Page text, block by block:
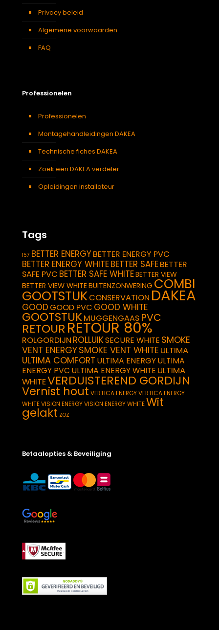
Privacy beleid
Algemene voorwaarden
FAQ
Professionelen
Professionelen
Montagehandleidingen DAKEA
Technische fiches DAKEA
Zoek een DAKEA verdeler
Opleidingen installateur
Tags
157 BETTER ENERGYBETTER ENERGY PVC
BETTER ENERGY WHITEBETTER SAFEBETTER
SAFE PVC BETTER SAFE WHITEBETTER VIEW
BETTER VIEW WHITEBUITENZONWERING COMBI
GOOTSTUKCONSERVATION DAKEA
GOOD GOOD PVC GOOD WHITE
GOOTSTUKMUGGENGAAS PVC
RETOUR RETOUR 80%
ROLGORDIJN ROLLUIKSECURE WHITE SMOKE
VENT ENERGYSMOKE VENT WHITE ULTIMA
ULTIMA COMFORT ULTIMA ENERGYULTIMA
ENERGY PVC ULTIMA ENERGY WHITE ULTIMA
WHITEVERDUISTEREND GORDIJN
Vernist hout VERTICA ENERGYVERTICA ENERGY
WHITEVISION ENERGYVISION ENERGY WHITEWit
gelakt ZOZ
Betaalopties & Beveiliging